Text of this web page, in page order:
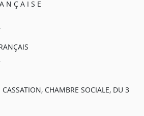
N Ç A I S E
CHAMBRE SOCIALE, DU 3